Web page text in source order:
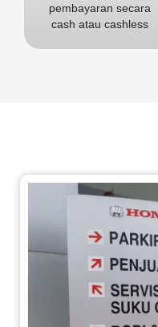
pembayaran secara
cash atau cashless